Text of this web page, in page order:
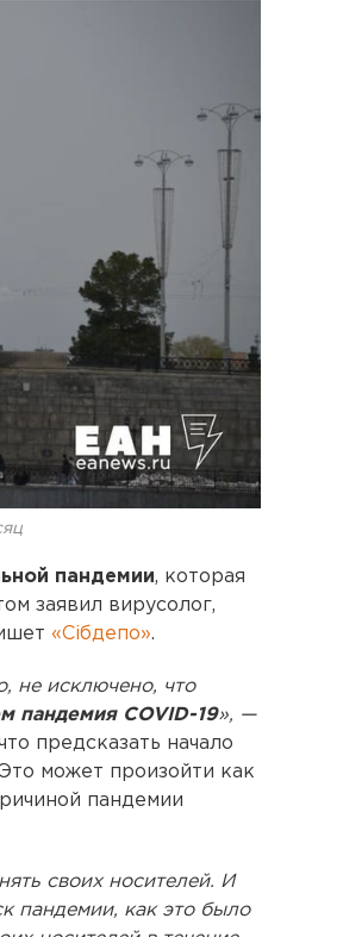
пандемии, которая
заявил вирусолог,
«Сiбдепо».
не исключено, что
пандемия COVID-19», —
предсказать начало
может произойти как
пандемии
своих носителей. И
пандемии, как это было